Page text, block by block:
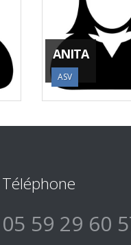
ANITA
ASV
Téléphone
05 59 29 60